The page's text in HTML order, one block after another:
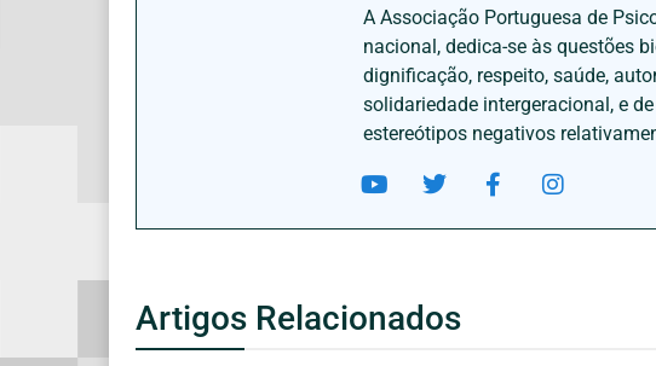
A Associação Portuguesa de
nacional, dedica-se às questões
dignificação, respeito, saúde,
solidariedade intergeracional, e
estereótipos negativos
Artigos Relacionados